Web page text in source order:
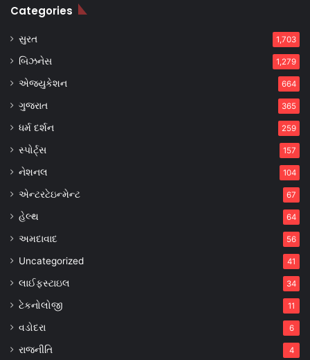
Categories
સુરત 1,703
બિઝનેસ 1,279
એજ્યુકેશન 664
ગુજરાત 365
ધર્મ દર્શન 259
સ્પોર્ટ્સ 157
નેશનલ 104
એન્ટરટેઇન્મેન્ટ 67
હેલ્થ 64
અમદાવાદ 56
Uncategorized 41
લાઈફસ્ટાઇલ 34
ટેકનોલોજી 11
વડોદરા 6
રાજનીતિ 4